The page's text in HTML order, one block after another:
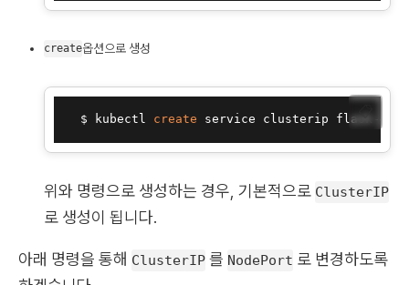
create옵션으로 생성
  $ kubectl
create service clusterip flask-
📋
위와 명령으로 생성하는 경우, 기본적으로 ClusterIP
로 생성이 됩니다.
아래 명령을 통해 ClusterIP 를 NodePort 로 변경하도록